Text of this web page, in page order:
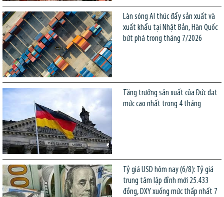
Làn sóng AI thúc đẩy sản xuất và
xuất khẩu tại Nhật Bản, Hàn Quốc
bứt phá trong tháng 7/2026
Tăng trưởng sản xuất của Đức đạt
mức cao nhất trong 4 tháng
Tỷ giá USD hôm nay (6/8): Tỷ giá
trung tâm lập đỉnh mới 25.433
đồng, DXY xuống mức thấp nhất 7